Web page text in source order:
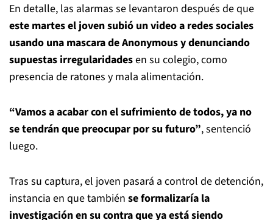
En detalle, las alarmas se levantaron después de que
este martes el joven subió un video a redes sociales
usando una mascara de Anonymous y denunciando
supuestas irregularidadesen su colegio, como
presencia de ratones y mala alimentación.
“Vamos a acabar con el sufrimiento de todos, ya no
se tendrán que preocupar por su futuro”, sentenció
luego.
Tras su captura, el joven pasará a control de detención,
instancia en que también se formalizaría la
investigación en su contra que ya está siendo